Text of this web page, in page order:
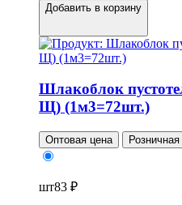
Добавить в корзину
Шлакоблок
Щ) (1м3=72шт.)
Оптовая цена
шт83 ₽